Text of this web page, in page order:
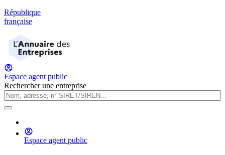
République
française
Espace agent public
Rechercher une entreprise
Espace agent public